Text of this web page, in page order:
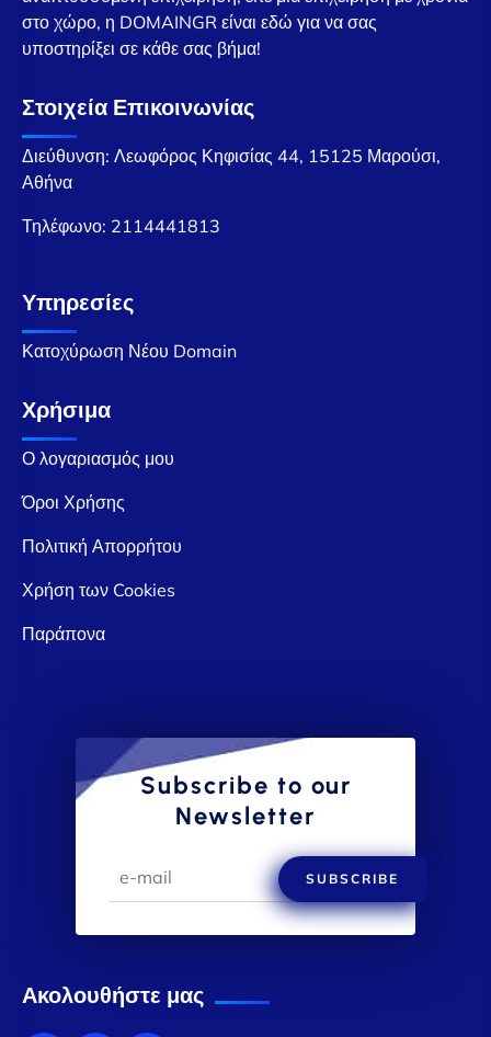
στο χώρο, η DOMAINGR είναι εδώ για να σας
υποστηρίξει σε κάθε σας βήμα!
Στοιχεία Επικοινωνίας
Διεύθυνση: Λεωφόρος Κηφισίας 44, 15125 Μαρούσι,
Αθήνα
Τηλέφωνο: 2114441813
Υπηρεσίες
Κατοχύρωση Νέου Domain
Χρήσιμα
Ο λογαριασμός μου
Όροι Χρήσης
Πολιτική Απορρήτου
Χρήση των Cookies
Παράπονα
Subscribe to our
Newsletter
SUBSCRIBE
Ακολουθήστε μας